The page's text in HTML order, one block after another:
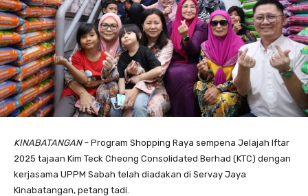
KINABATANGAN– Program Shopping Raya sempena Jelajah Iftar
2025 tajaan Kim Teck Cheong Consolidated Berhad (KTC) dengan
kerjasama UPPM Sabah telah diadakan di Servay Jaya
Kinabatangan, petang tadi.